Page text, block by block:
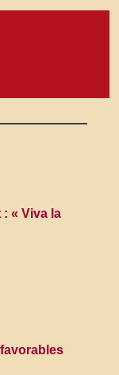
« Viva la